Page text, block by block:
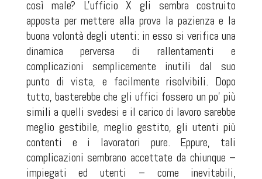
così male? L'ufficio X gli sembra costruito
apposta per mettere alla prova la pazienza e la
buona volontà degli utenti: in esso si verifica una
dinamica perversa di rallentamenti e
complicazioni semplicemente inutili dal suo
punto di vista, e facilmente risolvibili. Dopo
tutto, basterebbe che gli uffici fossero un po' più
simili a quelli svedesi e il carico di lavoro sarebbe
meglio gestibile, meglio gestito, gli utenti più
contenti e i lavoratori pure. Eppure, tali
complicazioni sembrano accettate da chiunque –
impiegati ed utenti – come inevitabili,